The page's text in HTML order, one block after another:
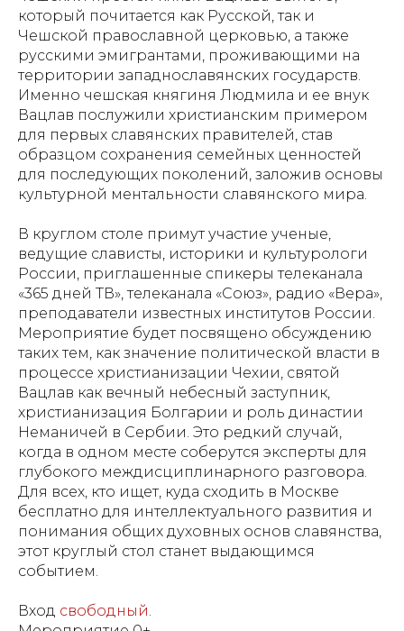
который почитается как Русской, так и
Чешской православной церковью, а также
русскими эмигрантами, проживающими на
территории западнославянских государств.
Именно чешская княгиня Людмила и ее внук
Вацлав послужили христианским примером
для первых славянских правителей, став
образцом сохранения семейных ценностей
для последующих поколений, заложив основы
культурной ментальности славянского мира.
В круглом столе примут участие ученые,
ведущие слависты, историки и культурологи
России, приглашенные спикеры телеканала
«365 дней ТВ», телеканала «Союз», радио «Вера»,
преподаватели известных институтов России.
Мероприятие будет посвящено обсуждению
таких тем, как значение политической власти в
процессе христианизации Чехии, святой
Вацлав как вечный небесный заступник,
христианизация Болгарии и роль династии
Неманичей в Сербии. Это редкий случай,
когда в одном месте соберутся эксперты для
глубокого междисциплинарного разговора.
Для всех, кто ищет, куда сходить в Москве
бесплатно для интеллектуального развития и
понимания общих духовных основ славянства,
этот круглый стол станет выдающимся
событием.
Вход свободный.